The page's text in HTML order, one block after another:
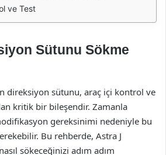
ve Test
Sütunu Sökme
direksiyon sütunu, araç içi kontrol ve
kritik bir bileşendir. Zamanla
gereksinimi nedeniyle bu
Bu rehberde, Astra J
sökeceğinizi adım adım